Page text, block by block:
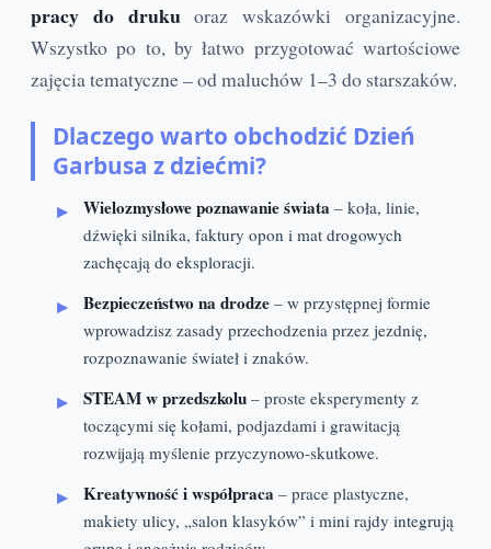
pracy do drukuoraz wskazówki organizacyjne.
Wszystko po to, by łatwo przygotować wartościowe
zajęcia tematyczne – od maluchów 1–3 do starszaków.
Dlaczego warto obchodzić Dzień
Garbusa z dziećmi?
Wielozmysłowe poznawanie świata – koła, linie,
dźwięki silnika, faktury opon i mat drogowych
zachęcają do eksploracji.
Bezpieczeństwo na drodze – w przystępnej formie
wprowadzisz zasady przechodzenia przez jezdnię,
rozpoznawanie świateł i znaków.
STEAM w przedszkolu – proste eksperymenty z
toczącymi się kołami, podjazdami i grawitacją
rozwijają myślenie przyczynowo‑skutkowe.
Kreatywność i współpraca – prace plastyczne,
makiety ulicy, „salon klasyków” i mini rajdy integrują